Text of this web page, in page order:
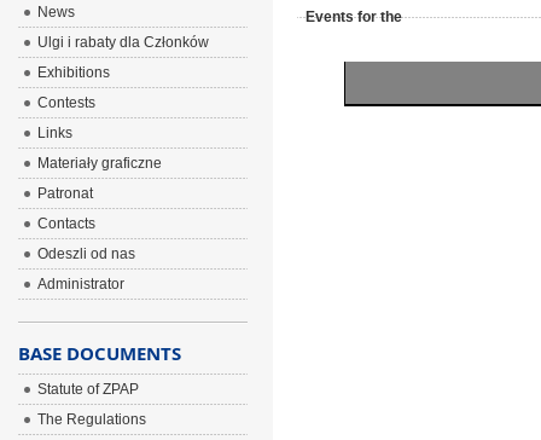
Events for the
News
Ulgi i rabaty dla Członków
Exhibitions
Contests
Links
Materiały graficzne
Patronat
Contacts
Odeszli od nas
Administrator
BASE DOCUMENTS
Statute of ZPAP
The Regulations